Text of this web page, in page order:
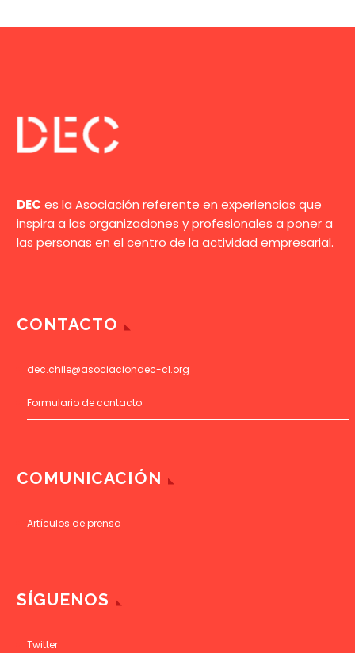
DEC es la Asociación referente en experiencias que
inspira a las organizaciones y profesionales a poner a
las personas en el centro de la actividad empresarial.
CONTACTO
dec.chile@asociaciondec-cl.org
Formulario de contacto
COMUNICACIÓN
Artículos de prensa
SÍGUENOS
Twitter